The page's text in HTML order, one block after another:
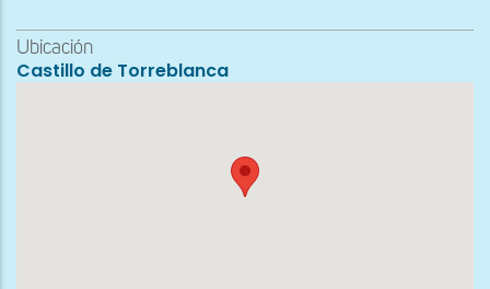
Ubicación
Castillo de Torreblanca